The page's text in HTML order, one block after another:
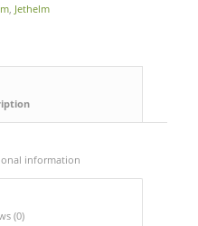
, Jethelm
						Description
						Reviews (0)